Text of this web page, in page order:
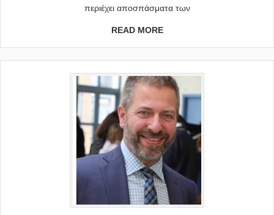
περιέχει αποσπάσματα των
READ MORE